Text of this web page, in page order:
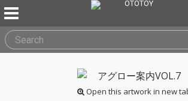
Open this artwork in new